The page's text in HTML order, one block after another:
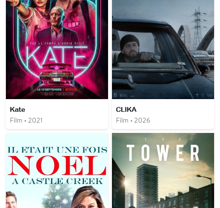
Kate
Film • 2021
CLIKA
Film • 2026